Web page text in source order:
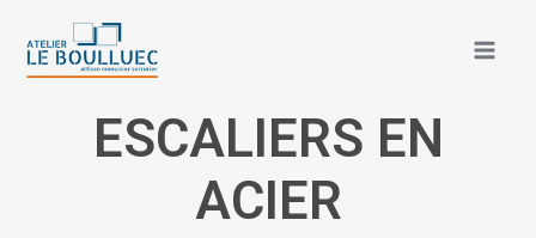
contenu
ESCALIERS EN
ACIER